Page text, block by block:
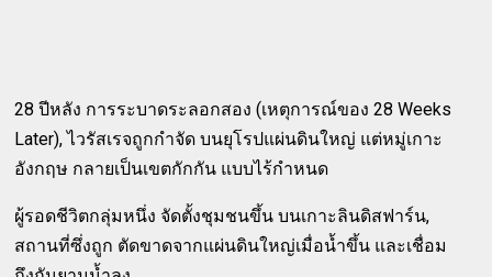
28 ปีหลัง การระบาดระลอกสอง (เหตุการณ์ของ 28 Weeks
Later), ไวรัสเรจถูกกำจัด บนยุโรปแผ่นดินใหญ่ แต่หมู่เกาะ
อังกฤษ กลายเป็นเขตกักกัน แบบไร้กำหนด
ผู้รอดชีวิตกลุ่มหนึ่ง จัดตั้งชุมชนขึ้น บนเกาะลินดิสฟาร์น,
สถานที่ซึ่งถูก ตัดขาดจากแผ่นดินใหญ่เมื่อน้ำขึ้น และเชื่อม